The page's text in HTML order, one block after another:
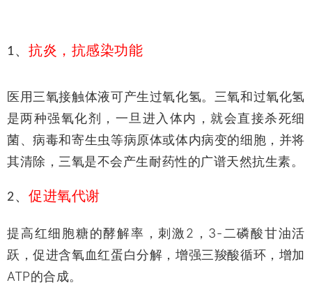
1、抗炎，抗感染功能
医用三氧接触体液可产生过氧化氢。三氧和过氧化氢
是两种强氧化剂，一旦进入体内，就会直接杀死细
菌、病毒和寄生虫等病原体或体内病变的细胞，并将
其清除，三氧是不会产生耐药性的广谱天然抗生素。
2、促进氧代谢
提高红细胞糖的酵解率，刺激2，3-二磷酸甘油活
跃，促进含氧血红蛋白分解，增强三羧酸循环，增加
ATP的合成。